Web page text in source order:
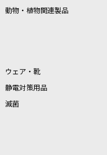
動物・植物関連製品
ウェア・靴
静電対策用品
滅菌